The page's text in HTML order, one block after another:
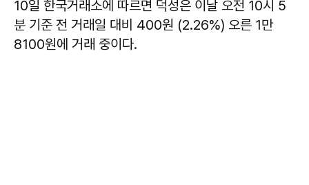
10일 한국거래소에 따르면 덕성은 이날 오전 10시 5
분 기준 전 거래일 대비 400원 (2.26%) 오른 1만
8100원에 거래 중이다.